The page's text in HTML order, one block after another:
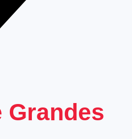
Grandes